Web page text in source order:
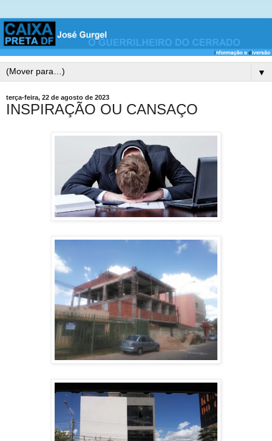
▼
terça-feira, 22 de agosto de 2023
INSPIRAÇÃO OU CANSAÇO